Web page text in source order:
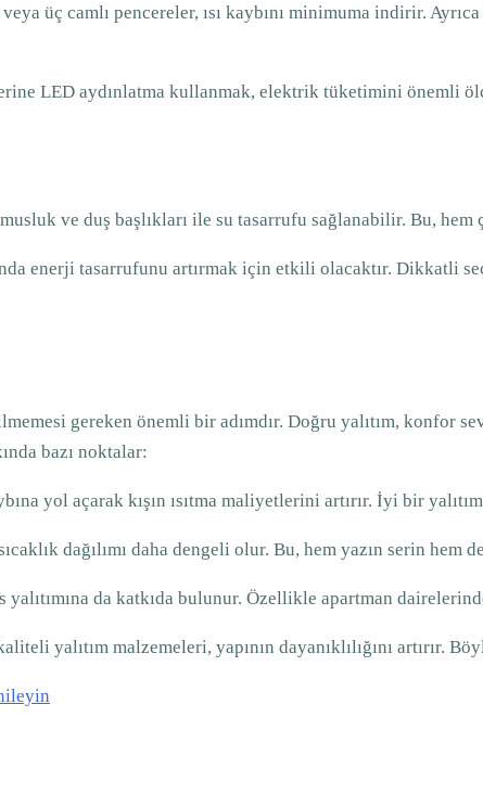
üç camlı pencereler, ısı kaybını minimuma indirir.
LED aydınlatma kullanmak, elektrik tüketimini önemli
musluk ve duş başlıkları ile su tasarrufu sağlanabilir. Bu,
enerji tasarrufunu artırmak için etkili olacaktır. Dikkatli
gereken önemli bir adımdır. Doğru yalıtım, konfor
bazı noktalar:
yol açarak kışın ısıtma maliyetlerini artırır. İyi bir
dağılımı daha dengeli olur. Bu, hem yazın serin hem
yalıtımına da katkıda bulunur. Özellikle apartman
yalıtım malzemeleri, yapının dayanıklılığını artırır.